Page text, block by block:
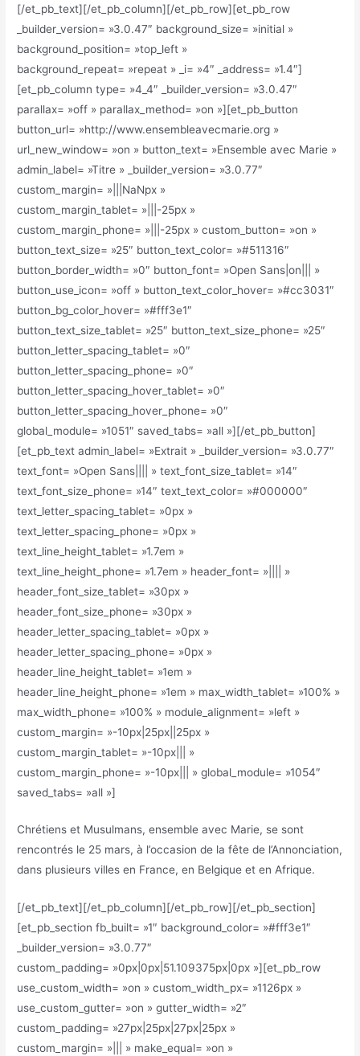
[/et_pb_text][/et_pb_column][/et_pb_row][et_pb_row
_builder_version= »3.0.47″ background_size= »initial »
background_position= »top_left »
background_repeat= »repeat » _i= »4″ _address= »1.4″]
[et_pb_column type= »4_4″ _builder_version= »3.0.47″
parallax= »off » parallax_method= »on »][et_pb_button
button_url= »http://www.ensembleavecmarie.org »
url_new_window= »on » button_text= »Ensemble avec Marie »
admin_label= »Titre » _builder_version= »3.0.77″
custom_margin= »|||NaNpx »
custom_margin_tablet= »|||-25px »
custom_margin_phone= »|||-25px » custom_button= »on »
button_text_size= »25″ button_text_color= »#511316″
button_border_width= »0″ button_font= »Open Sans|on||| »
button_use_icon= »off » button_text_color_hover= »#cc3031″
button_bg_color_hover= »#fff3e1″
button_text_size_tablet= »25″ button_text_size_phone= »25″
button_letter_spacing_tablet= »0″
button_letter_spacing_phone= »0″
button_letter_spacing_hover_tablet= »0″
button_letter_spacing_hover_phone= »0″
global_module= »1051″ saved_tabs= »all »][/et_pb_button]
[et_pb_text admin_label= »Extrait » _builder_version= »3.0.77″
text_font= »Open Sans|||| » text_font_size_tablet= »14″
text_font_size_phone= »14″ text_text_color= »#000000″
text_letter_spacing_tablet= »0px »
text_letter_spacing_phone= »0px »
text_line_height_tablet= »1.7em »
text_line_height_phone= »1.7em » header_font= »|||| »
header_font_size_tablet= »30px »
header_font_size_phone= »30px »
header_letter_spacing_tablet= »0px »
header_letter_spacing_phone= »0px »
header_line_height_tablet= »1em »
header_line_height_phone= »1em » max_width_tablet= »100% »
max_width_phone= »100% » module_alignment= »left »
custom_margin= »-10px|25px||25px »
custom_margin_tablet= »-10px||| »
custom_margin_phone= »-10px||| » global_module= »1054″
saved_tabs= »all »]
Chrétiens et Musulmans, ensemble avec Marie, se sont
rencontrés le 25 mars, à l’occasion de la fête de l’Annonciation,
dans plusieurs villes en France, en Belgique et en Afrique.
[/et_pb_text][/et_pb_column][/et_pb_row][/et_pb_section]
[et_pb_section fb_built= »1″ background_color= »#fff3e1″
_builder_version= »3.0.77″
custom_padding= »0px|0px|51.109375px|0px »][et_pb_row
use_custom_width= »on » custom_width_px= »1126px »
use_custom_gutter= »on » gutter_width= »2″
custom_padding= »27px|25px|27px|25px »
custom_margin= »||| » make_equal= »on »